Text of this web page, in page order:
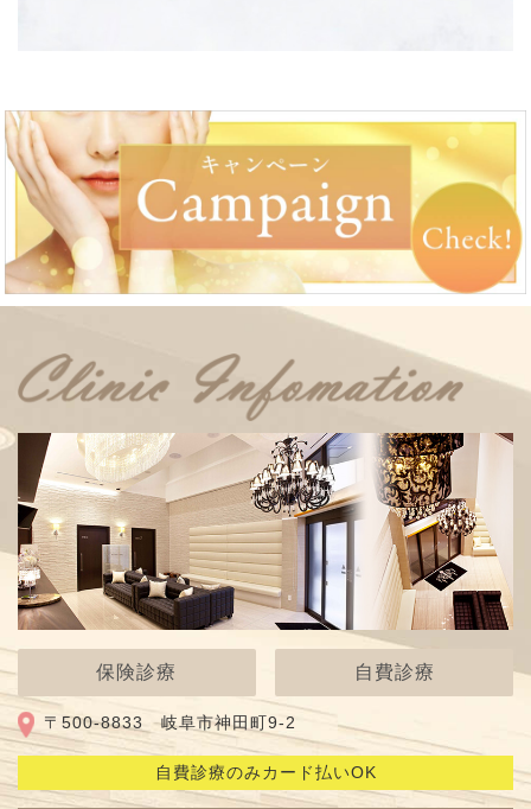
保険診療 自費診療
〒500-8833 岐阜市神田町9-2
自費診療のみカード払いOK